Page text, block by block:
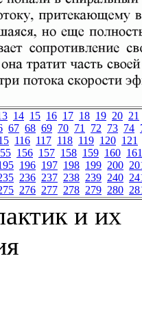
14 15 16 17 18 19 20 21
67 68 69 70 71 72 73 74
116 117 118 119 120 121
156 157 158 159 160 161
196 197 198 199 200
236 237 238 239 240
276 277 278 279 280
и их